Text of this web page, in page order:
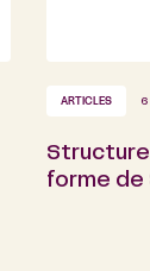
ARTICLES 6
forme de